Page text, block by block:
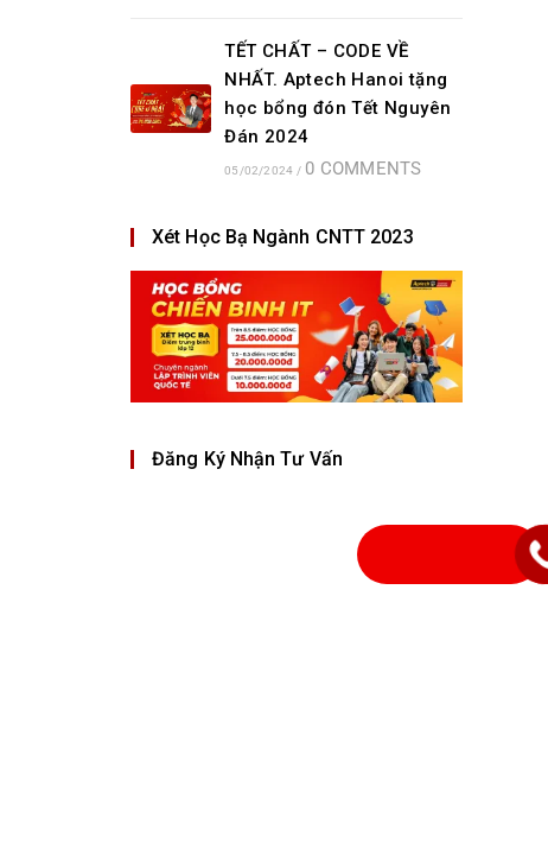
TẾT CHẤT – CODE VỀ
NHẤT. Aptech Hanoi tặng
học bổng đón Tết Nguyên
Đán 2024
05/02/2024 / 0 COMMENTS
Xét Học Bạ Ngành CNTT 2023
Đăng Ký Nhận Tư Vấn